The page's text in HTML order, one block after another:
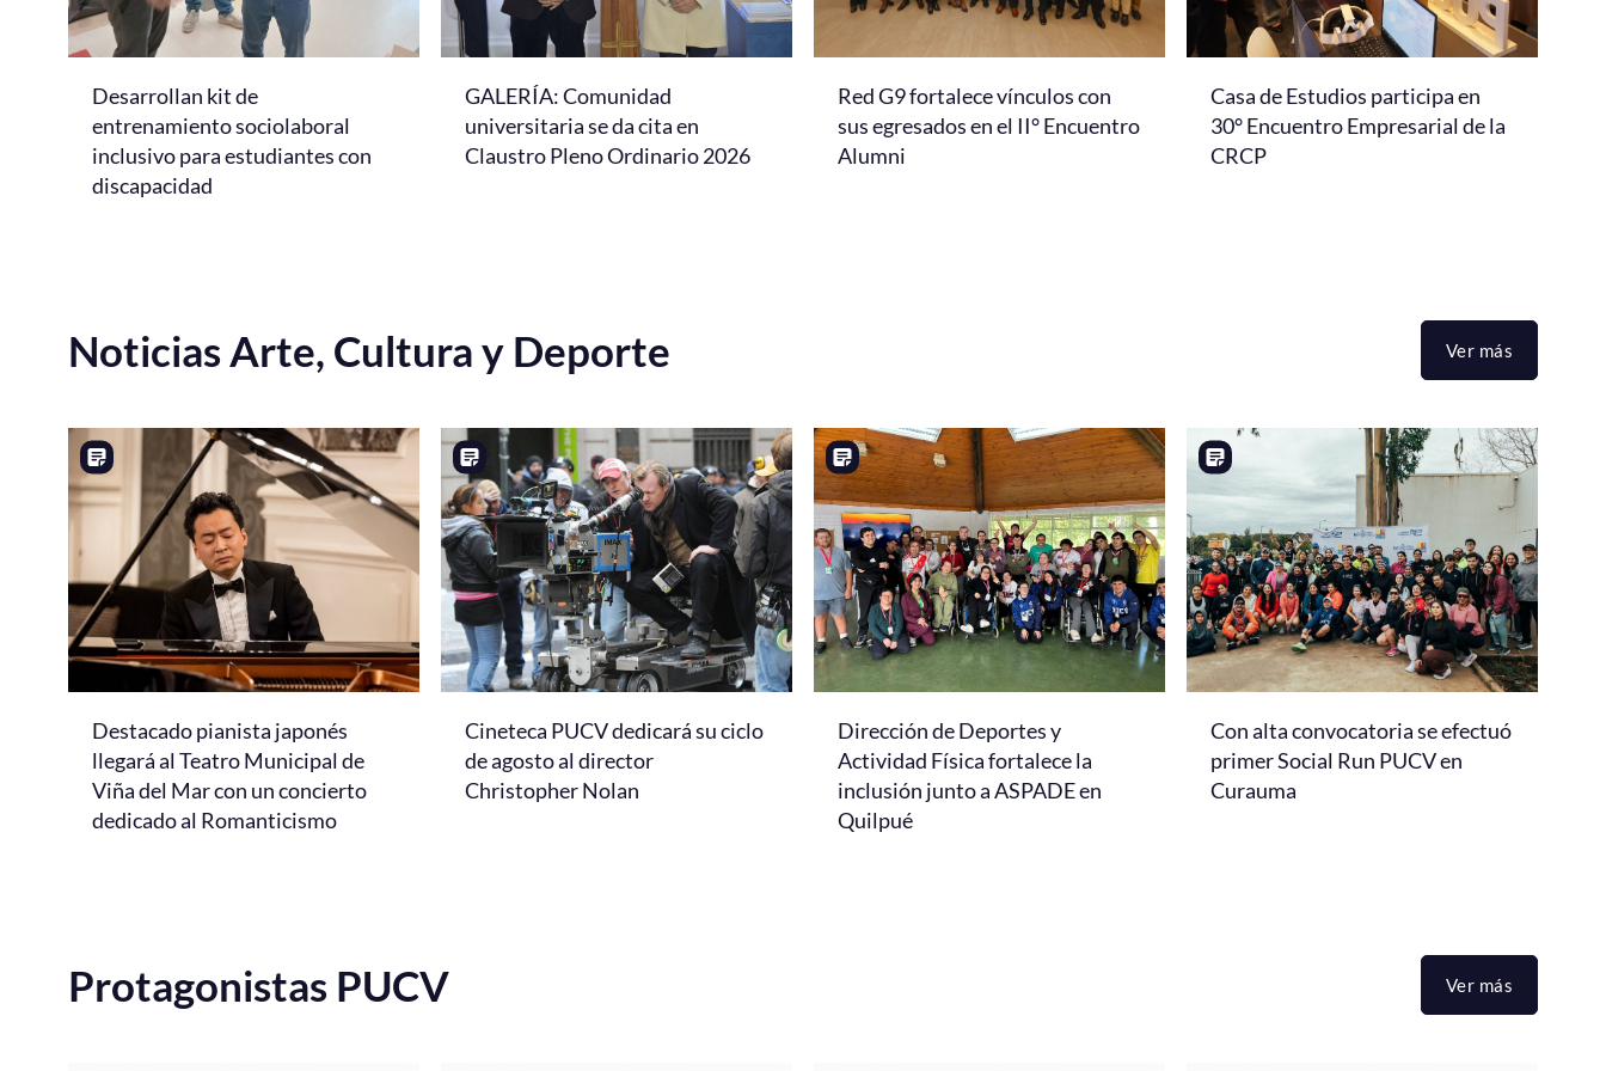
Desarrollan kit de
entrenamiento sociolaboral
inclusivo para estudiantes con
discapacidad
GALERÍA: Comunidad
universitaria se da cita en
Claustro Pleno Ordinario 2026
Red G9 fortalece vínculos con
sus egresados en el II° Encuentro
Alumni
Casa de Estudios participa en
30° Encuentro Empresarial de la
CRCP
Noticias Arte, Cultura y Deporte Ver más
Destacado pianista japonés
llegará al Teatro Municipal de
Viña del Mar con un concierto
dedicado al Romanticismo
Cineteca PUCV dedicará su ciclo
de agosto al director
Christopher Nolan
Dirección de Deportes y
Actividad Física fortalece la
inclusión junto a ASPADE en
Quilpué
Con alta convocatoria se efectuó
primer Social Run PUCV en
Curauma
Protagonistas PUCV Ver más